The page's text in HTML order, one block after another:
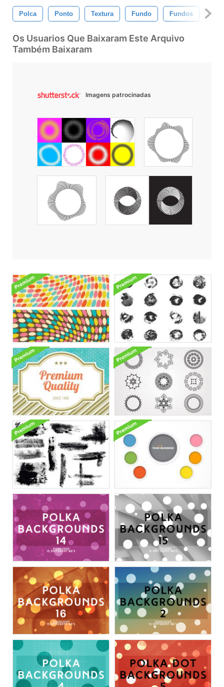
Polca Ponto Textura Fundo Fundos
Os Usuarios Que Baixaram Este Arquivo
Também Baixaram
Imagens patrocinadas